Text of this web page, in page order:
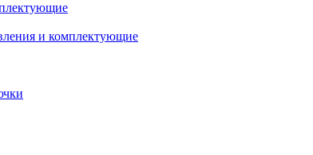
и комплектующие